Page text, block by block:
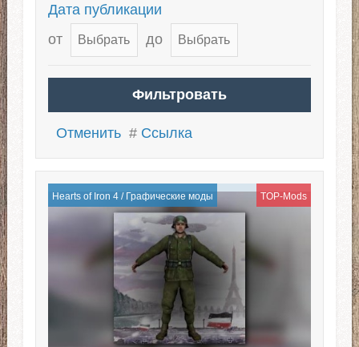
Дата публикации
от
до
Отменить # Ссылка
Hearts of Iron 4/ Графические моды TOP-Mods